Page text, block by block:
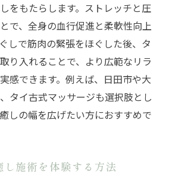
をもたらします。ストレッチと圧
で、全身の血行促進と柔軟性向上
しで筋肉の緊張をほぐした後、タ
り入れることで、より広範なリラ
感できます。例えば、日田市や大
タイ古式マッサージも選択肢とし
しの幅を広げたい方におすすめで
し施術を体験する方法